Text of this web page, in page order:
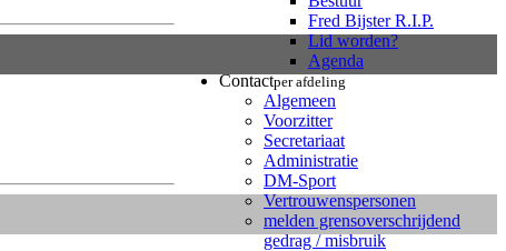
Fred Bijster R.I.P.
Lid worden?
Agenda
Contactper afdeling
Algemeen
Voorzitter
Secretariaat
Administratie
DM-Sport
Vertrouwenspersonen
melden grensoverschrijdend
gedrag / misbruik